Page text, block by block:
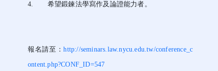
4. 希望鍛鍊法學寫作及論證能力者。
報名請至：http://seminars.law.nycu.edu.tw/conference_c
ontent.php?CONF_ID=547